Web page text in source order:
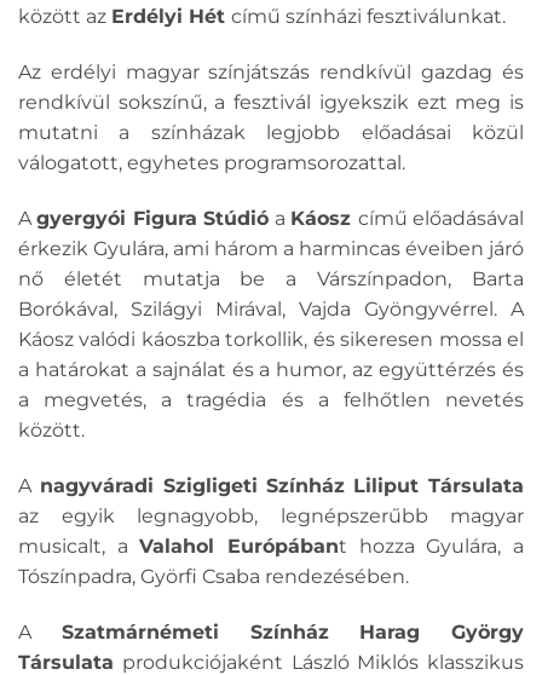
között az Erdélyi Hét című színházi fesztiválunkat.
Az erdélyi magyar színjátszás rendkívül gazdag és
rendkívül sokszínű, a fesztivál igyekszik ezt meg is
mutatni a színházak legjobb előadásai közül
válogatott, egyhetes programsorozattal.
Agyergyói Figura Stúdió a Káosz című előadásával
érkezik Gyulára, ami három a harmincas éveiben járó
nő életét mutatja be a Várszínpadon, Barta
Borókával, Szilágyi Mirával, Vajda Gyöngyvérrel. A
Káosz valódi káoszba torkollik, és sikeresen mossa el
a határokat a sajnálat és a humor, az együttérzés és
a megvetés, a tragédia és a felhőtlen nevetés
között.
A nagyváradi Szigligeti Színház Liliput Társulata
az egyik legnagyobb, legnépszerűbb magyar
musicalt, aValahol Európábant hozza Gyulára, a
Tószínpadra, Györfi Csaba rendezésében.
A Szatmárnémeti Színház Harag György
Társulata produkciójaként László Miklós klasszikus